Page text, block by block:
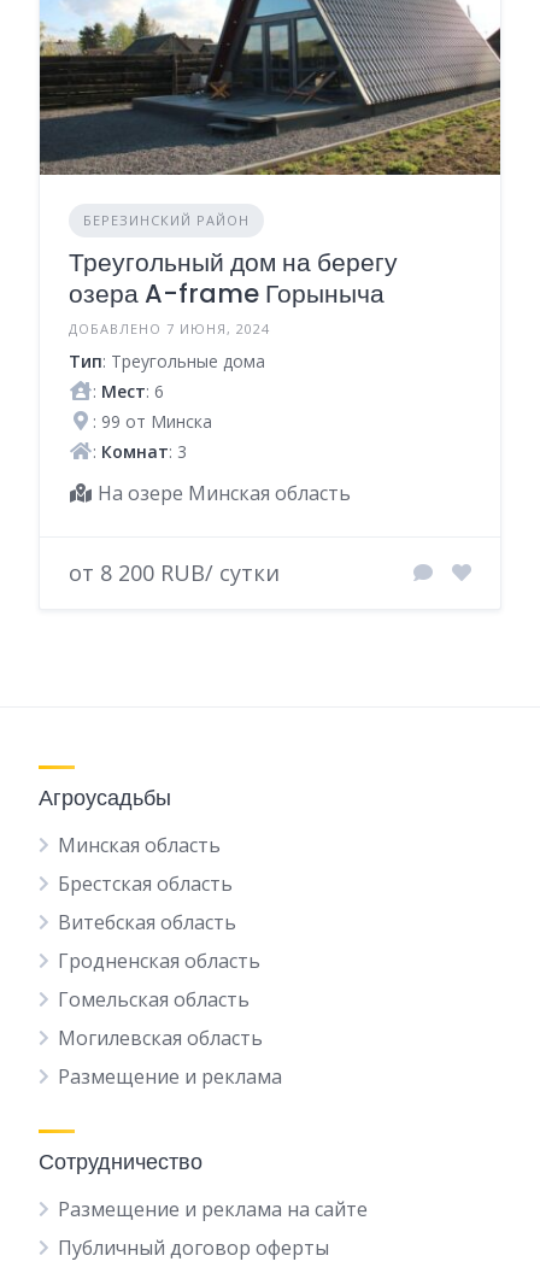
БЕРЕЗИНСКИЙ РАЙОН
Треугольный дом на берегу
озера A-frame Горыныча
ДОБАВЛЕНО 7 ИЮНЯ, 2024
Тип: Треугольные дома
: Мест: 6
: 99 от Минска
: Комнат: 3
На озере Минская область
от 8 200 RUB/ сутки
Агроусадьбы
Минская область
Брестская область
Витебская область
Гродненская область
Гомельская область
Могилевская область
Размещение и реклама
Сотрудничество
Размещение и реклама на сайте
Публичный договор оферты